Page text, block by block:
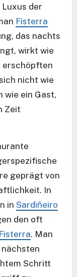
der
Fisterra
das nachts
wirkt wie
erschöpften
nicht wie
wie ein Gast,
Zeit
geprägt von
In
in Sardiñeiro
den oft
Fisterra. Man
Schritt